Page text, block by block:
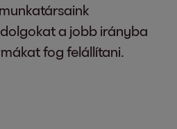
a jobb irányba
fog felállítani.